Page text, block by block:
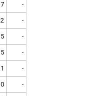
-
-
-
-
-
-